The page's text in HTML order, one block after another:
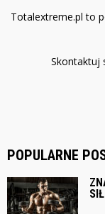
Totalextreme.pl to
Skontaktuj
POPULARNE